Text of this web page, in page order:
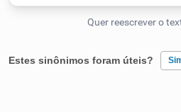
Estes sinônimos foram úteis?